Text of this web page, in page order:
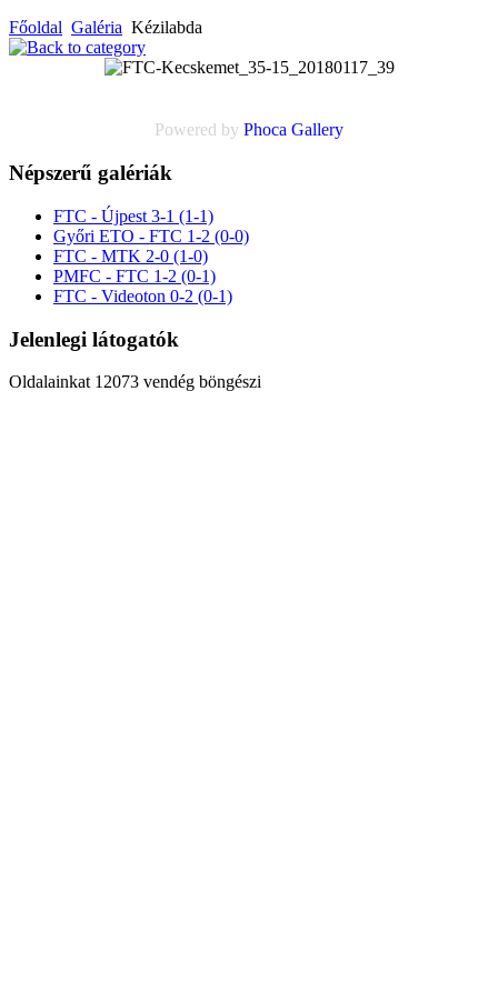
Főoldal Galéria Kézilabda
Powered by Phoca Gallery
Népszerű galériák
FTC - Újpest 3-1 (1-1)
Győri ETO - FTC 1-2 (0-0)
FTC - MTK 2-0 (1-0)
PMFC - FTC 1-2 (0-1)
FTC - Videoton 0-2 (0-1)
Jelenlegi látogatók
Oldalainkat 12073 vendég böngészi